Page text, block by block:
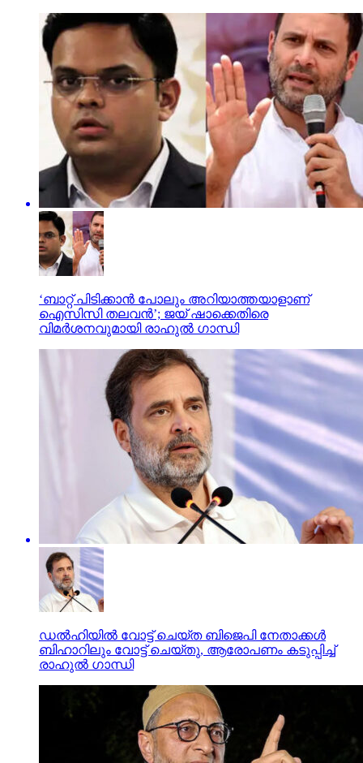
‘ബാറ്റ് പിടിക്കാൻ പോലും അറിയാത്തയാളാണ്
ഐസിസി തലവൻ’; ജയ് ഷാക്കെതിരെ
വിമർശനവുമായി രാഹുൽ ഗാന്ധി
ഡല്‍ഹിയില്‍ വോട്ട് ചെയ്ത ബിജെപി നേതാക്കള്‍
ബിഹാറിലും വോട്ട് ചെയ്തു, ആരോപണം കടുപ്പിച്ച്
രാഹുല്‍ ഗാന്ധി